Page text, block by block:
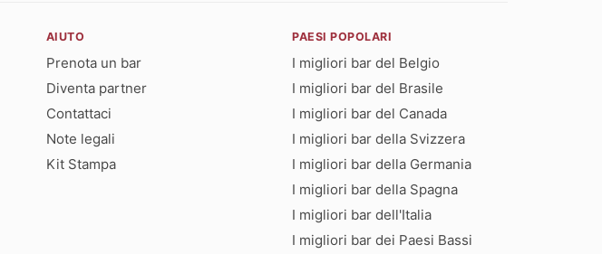
AIUTO
Prenota un bar
Diventa partner
Contattaci
Note legali
Kit Stampa
PAESI POPOLARI
I migliori bar del Belgio
I migliori bar del Brasile
I migliori bar del Canada
I migliori bar della Svizzera
I migliori bar della Germania
I migliori bar della Spagna
I migliori bar dell'Italia
I migliori bar dei Paesi Bassi